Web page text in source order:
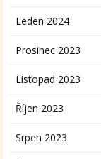
Leden 2024
Prosinec 2023
Listopad 2023
Říjen 2023
Srpen 2023